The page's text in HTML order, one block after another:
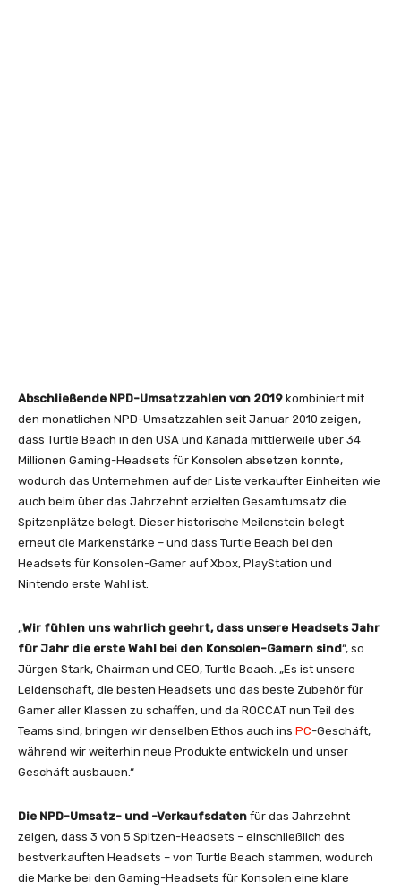
Abschließende NPD-Umsatzzahlen von 2019 kombiniert mit
den monatlichen NPD-Umsatzzahlen seit Januar 2010 zeigen,
dass Turtle Beach in den USA und Kanada mittlerweile über 34
Millionen Gaming-Headsets für Konsolen absetzen konnte,
wodurch das Unternehmen auf der Liste verkaufter Einheiten wie
auch beim über das Jahrzehnt erzielten Gesamtumsatz die
Spitzenplätze belegt. Dieser historische Meilenstein belegt
erneut die Markenstärke – und dass Turtle Beach bei den
Headsets für Konsolen-Gamer auf Xbox, PlayStation und
Nintendo erste Wahl ist.
„Wir fühlen uns wahrlich geehrt, dass unsere Headsets Jahr
für Jahr die erste Wahl bei den Konsolen-Gamern sind“, so
Jürgen Stark, Chairman und CEO, Turtle Beach. „Es ist unsere
Leidenschaft, die besten Headsets und das beste Zubehör für
Gamer aller Klassen zu schaffen, und da ROCCAT nun Teil des
Teams sind, bringen wir denselben Ethos auch ins PC-Geschäft,
während wir weiterhin neue Produkte entwickeln und unser
Geschäft ausbauen.“
Die NPD-Umsatz- und -Verkaufsdaten für das Jahrzehnt
zeigen, dass 3 von 5 Spitzen-Headsets – einschließlich des
bestverkauften Headsets – von Turtle Beach stammen, wodurch
die Marke bei den Gaming-Headsets für Konsolen eine klare